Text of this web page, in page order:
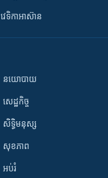
វេទិកា​អាស៊ាន
នយោបាយ
សេដ្ឋកិច្ច
សិទ្ធិមនុស្ស
សុខភាព
អប់រំ